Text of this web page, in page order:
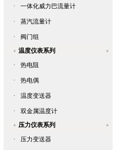
· 一体化威力巴流量计
· 蒸汽流量计
·
阀门组
温度仪表系列
·
热电阻
· 热电偶
· 温度变送器
·
双金属温度计
压力仪表系列
·
压力变送器